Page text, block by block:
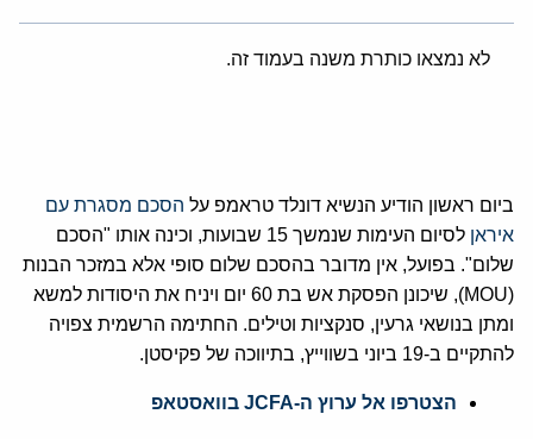
לא נמצאו כותרת משנה בעמוד זה.
ביום ראשון הודיע הנשיא דונלד טראמפ על הסכם מסגרת עם
איראן
לסיום העימות שנמשך 15 שבועות, וכינה אותו "הסכם
שלום". בפועל, אין מדובר בהסכם שלום סופי אלא במזכר הבנות
(MOU), שיכונן הפסקת אש בת 60 יום ויניח את היסודות למשא
ומתן בנושאי גרעין, סנקציות וטילים. החתימה הרשמית צפויה
להתקיים ב-19 ביוני בשווייץ, בתיווכה של פקיסטן.
הצטרפו אל ערוץ ה-JCFA בוואסטאפ